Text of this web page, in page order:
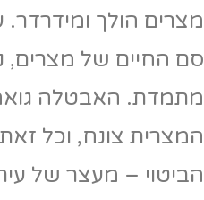
מצרים הולך ומידרדר.
סם החיים של מצרים,
מתמדת. האבטלה
המצרית צונח, וכל
הביטוי – מעצר של